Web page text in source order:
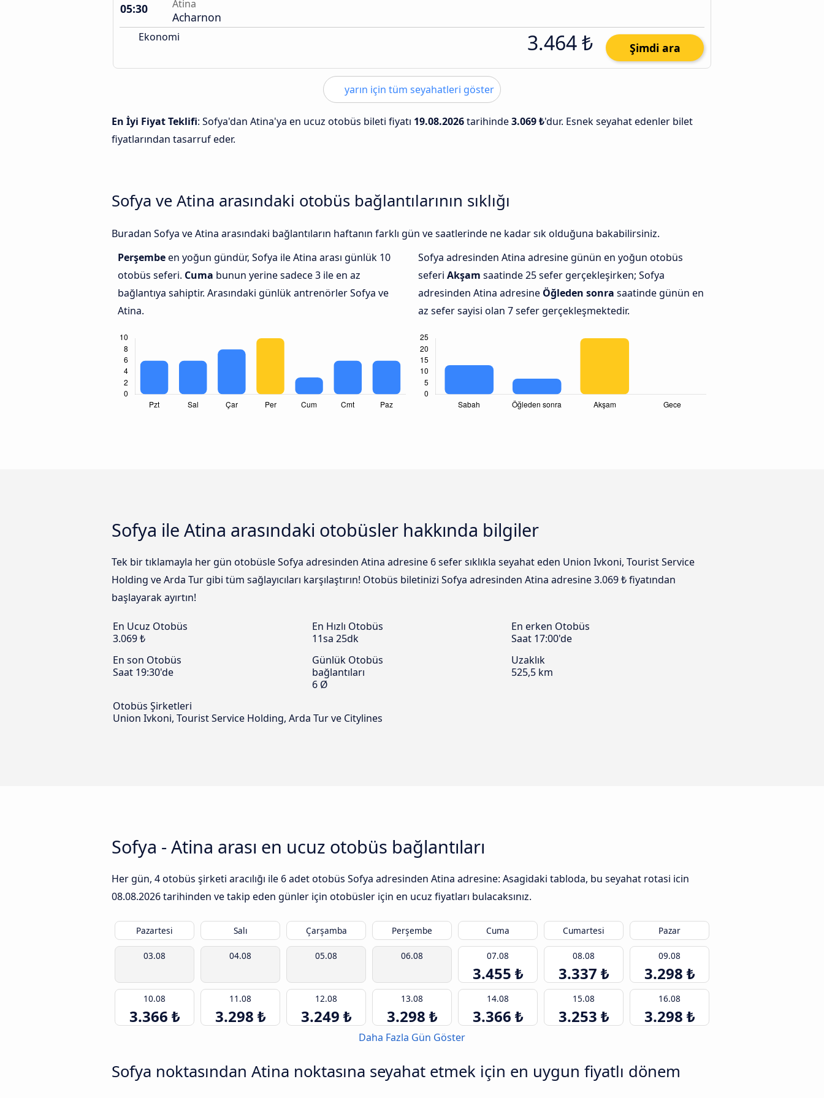
05:30
Atina
Acharnon
Ekonomi 3.464 ₺ Şimdi ara
yarın için tüm seyahatleri göster
En İyi Fiyat Teklifi: Sofya'dan Atina'ya en ucuz otobüs bileti fiyatı 19.08.2026tarihinde3.069 ₺'dur. Esnek seyahat edenler bilet
fiyatlarından tasarruf eder.
Sofya ve Atina arasındaki otobüs bağlantılarının sıklığı
Buradan Sofya ve Atina arasındaki bağlantıların haftanın farklı gün ve saatlerinde ne kadar sık olduğuna bakabilirsiniz.
Perşembeen yoğun gündür, Sofya ile Atina arası günlük 10
otobüs seferi. Cuma bunun yerine sadece 3 ile en az
bağlantıya sahiptir. Arasındaki günlük antrenörler Sofya ve
Atina.
Sofya adresinden Atina adresine günün en yoğun otobüs
seferi Akşam saatinde 25 sefer gerçekleşirken; Sofya
adresinden Atina adresine Öğleden sonra saatinde günün en
az sefer sayisi olan 7 sefer gerçekleşmektedir.
Sofya ile Atina arasındaki otobüsler hakkında bilgiler
Tek bir tıklamayla her gün otobüsle Sofya adresinden Atina adresine 6 sefer sıklıkla seyahat eden Union Ivkoni, Tourist Service
Holding ve Arda Tur gibi tüm sağlayıcıları karşılaştırın! Otobüs biletinizi Sofya adresinden Atina adresine 3.069 ₺ fiyatından
başlayarak ayırtın!
En Ucuz Otobüs
3.069 ₺
En Hızlı Otobüs
11sa 25dk
En erken Otobüs
Saat 17:00'de
En son Otobüs
Saat 19:30'de
Günlük Otobüs
bağlantıları
6 Ø
Uzaklık
525,5 km
Otobüs Şirketleri
Union Ivkoni, Tourist Service Holding, Arda Tur ve Citylines
Sofya - Atina arası en ucuz otobüs bağlantıları
Her gün, 4 otobüs şirketi aracılığı ile 6 adet otobüs Sofya adresinden Atina adresine: Asagidaki tabloda, bu seyahat rotasi icin
08.08.2026tarihinden ve takip eden günler için otobüsler için en ucuz fiyatları bulacaksınız.
Pazartesi Salı Çarşamba Perşembe Cuma Cumartesi Pazar
03.08 04.08 05.08 06.08 07.08
3.455 ₺
08.08
3.337 ₺
09.08
3.298 ₺
10.08
3.366 ₺
11.08
3.298 ₺
12.08
3.249 ₺
13.08
3.298 ₺
14.08
3.366 ₺
15.08
3.253 ₺
16.08
3.298 ₺
Daha Fazla Gün Göster
Sofya noktasından Atina noktasına seyahat etmek için en uygun fiyatlı dönem